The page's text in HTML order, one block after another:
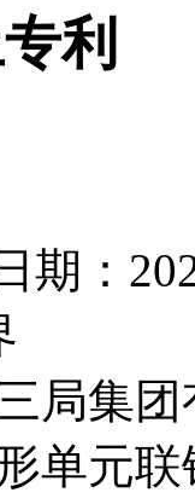
利
期：
局集
单元